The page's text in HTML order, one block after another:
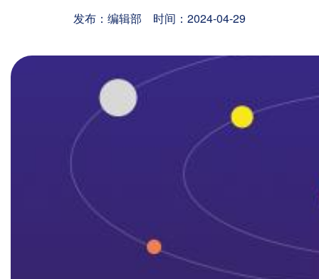
发布：编辑部 时间：2024-04-29